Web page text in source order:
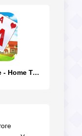
Tripeaks Solitaire - Home Town